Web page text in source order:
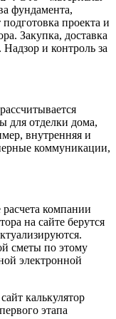
фундамента,
проекта и
Закупка, доставка
и контроль за
для отделки дома,
внутренняя и
коммуникации,
компании
на сайте берутся
сметы по этому
электронной
калькулятор
этапа